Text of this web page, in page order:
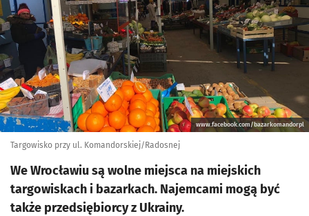
www.facebook.com/bazarkomandorpl
Targowisko przy ul. Komandorskiej/Radosnej
We Wrocławiu są wolne miejsca na miejskich
targowiskach i bazarkach. Najemcami mogą być
także przedsiębiorcy z Ukrainy.